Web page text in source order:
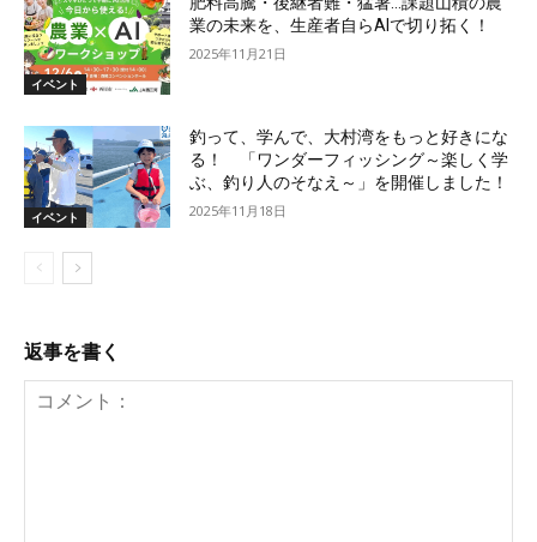
イベント
業の未来を、生産者自らAIで切り拓く！
2025年11月21日
イベント
釣って、学んで、大村湾をもっと好きにな
る！ 「ワンダーフィッシング～楽しく学
ぶ、釣り人のそなえ～」を開催しました！
2025年11月18日
返事を書く